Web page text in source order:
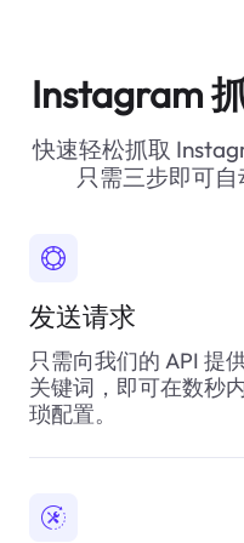
Instagram
快速轻松抓取
只需三步即可自
发送请求
只需向我们的 API 提
关键词，即可在数秒
琐配置。